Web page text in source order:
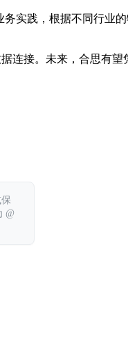
实践，根据不同行业
连接。未来，合思有望
@